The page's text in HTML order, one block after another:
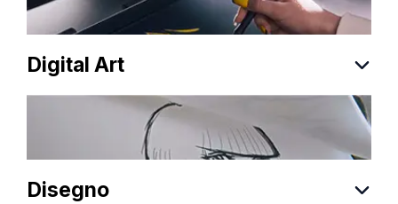
Digital Art
Disegno